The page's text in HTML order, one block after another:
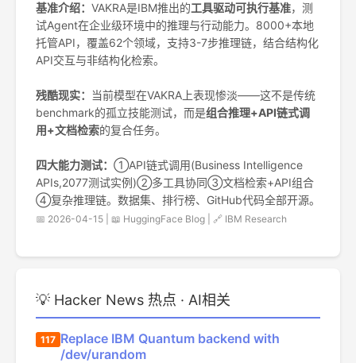
基准介绍： VAKRA是IBM推出的工具驱动可执行基准，测
试Agent在企业级环境中的推理与行动能力。8000+本地
托管API，覆盖62个领域，支持3-7步推理链，结合结构化
API交互与非结构化检索。
残酷现实：
当前模型在VAKRA上表现惨淡——这不是传统
benchmark的孤立技能测试，而是组合推理+API链式调
用+文档检索的复合任务。
四大能力测试： ①API链式调用(Business Intelligence
APIs,2077测试实例)②多工具协同③文档检索+API组合
④复杂推理链。数据集、排行榜、GitHub代码全部开源。
📅 2026-04-15 | 📖 HuggingFace Blog | 🔗 IBM Research
💡 Hacker News 热点 · AI相关
117 Replace IBM Quantum backend with
/dev/urandom